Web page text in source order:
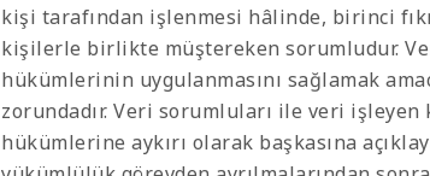
kişi tarafından işlenmesi hâlinde, birinci
kişilerle birlikte müştereken sorumludur.
hükümlerinin uygulanmasını sağlamak
zorundadır. Veri sorumluları ile veri
hükümlerine aykırı olarak başkasına